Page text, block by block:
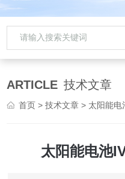
ARTICLE 技术文章
首页 >技术文章 > 太阳能电
太阳能电池